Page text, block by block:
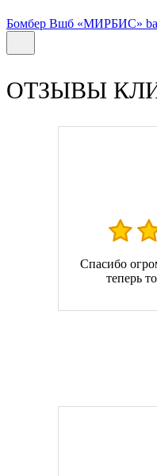
Бомбер Вшб «МИРБИС»
ОТЗЫВЫ
Спасибо
теперь